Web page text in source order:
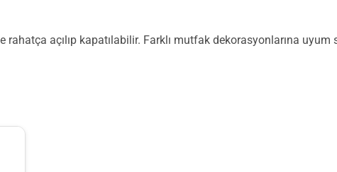
açılıp kapatılabilir. Farklı mutfak dekorasyonlarına uyum